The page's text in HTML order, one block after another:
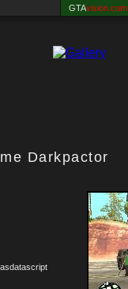
GTAvision.com
Darkpactor